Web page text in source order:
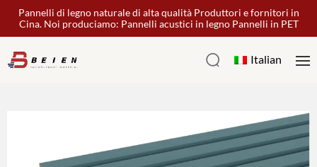
Pannelli di legno naturale di alta qualità Produttori e fornitori in
Cina. Noi produciamo: Pannelli acustici in legno Pannelli in PET
Italian